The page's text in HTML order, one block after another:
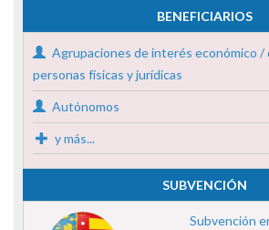
BENEFICIARIOS
Agrupaciones de interés económico /
personas físicas y jurídicas
Autónomos
y más...
SUBVENCIÓN
Subvención